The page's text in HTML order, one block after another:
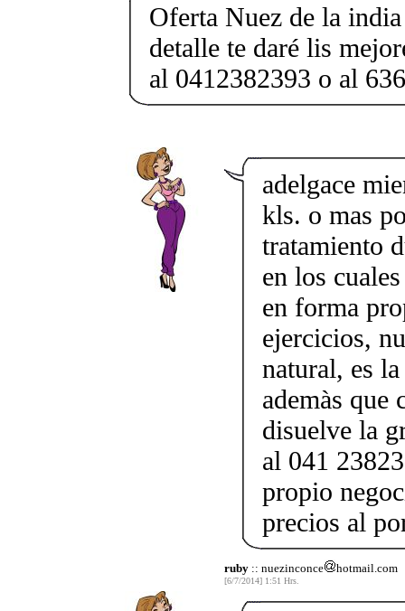
Oferta Nuez de la
detalle te daré lis
al 0412382393 o al
adelgace
kls. o mas
tratamiento
en los
en forma
ejercicios,
natural, es
ademàs que
disuelve la
al 041
propio
precios al
ruby:: nuezinconce hotmail.com
[6/7/2014] 1:51 Hrs.